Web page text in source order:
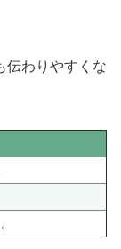
伝わりやすくな